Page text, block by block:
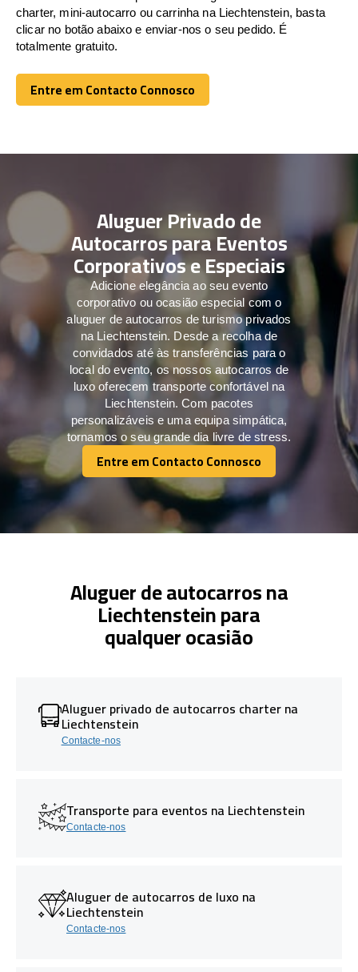
charter, mini-autocarro ou carrinha na Liechtenstein, basta
clicar no botão abaixo e enviar-nos o seu pedido. É
totalmente gratuito.
Entre em Contacto Connosco
Entre em Contacto Connosco
Aluguer Privado de
Autocarros para Eventos
Corporativos e Especiais
Adicione elegância ao seu evento
corporativo ou ocasião especial com o
aluguer de autocarros de turismo privados
na Liechtenstein. Desde a recolha de
convidados até às transferências para o
local do evento, os nossos autocarros de
luxo oferecem transporte confortável na
Liechtenstein. Com pacotes
personalizáveis e uma equipa simpática,
tornamos o seu grande dia livre de stress.
Entre em Contacto Connosco
Entre em Contacto Connosco
Aluguer de autocarros na
Liechtenstein para
qualquer ocasião
Aluguer privado de autocarros charter na
Liechtenstein
Contacte-nos
Transporte para eventos na Liechtenstein
Contacte-nos
Aluguer de autocarros de luxo na
Liechtenstein
Contacte-nos